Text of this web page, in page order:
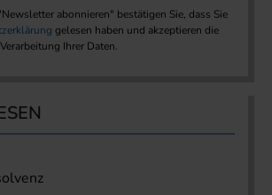
abonnieren" bestätigen Sie, dass Sie
gelesen haben und akzeptieren die
Ihrer Daten.